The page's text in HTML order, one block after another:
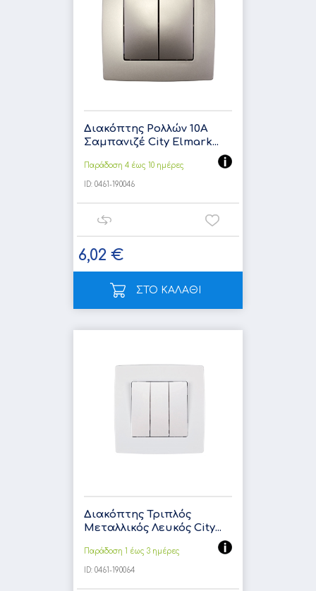
Διακόπτης Ρολλών 10A
Σαμπανιζέ City Elmark...
Παράδοση 4 έως 10 ημέρες
ID: 0461-190046
6,02 €
ΣΤΟ ΚΑΛΑΘΙ
Διακόπτης Τριπλός
Μεταλλικός Λευκός City...
Παράδοση 1 έως 3 ημέρες
ID: 0461-190064